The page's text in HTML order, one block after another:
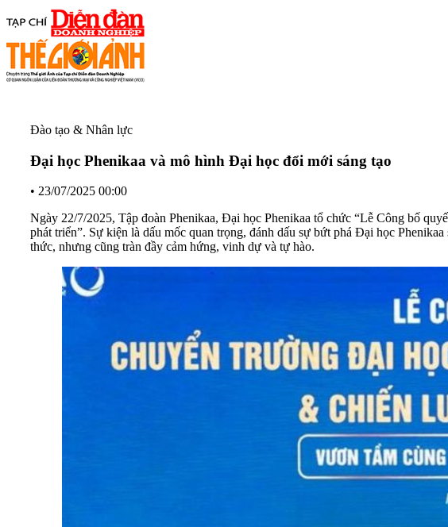
Đào tạo & Nhân lực
Đại học Phenikaa và mô hình Đại học đổi mới sáng tạo
• 23/07/2025 00:00
Ngày 22/7/2025, Tập đoàn Phenikaa, Đại học Phenikaa tổ chức “Lễ Công bố
phát triển”. Sự kiện là dấu mốc quan trọng, đánh dấu sự bứt phá Đại học
thức, nhưng cũng tràn đầy cảm hứng, vinh dự và tự hào.